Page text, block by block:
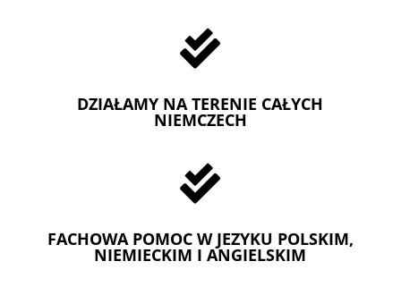

DZIAŁAMY NA TERENIE CAŁYCH
NIEMCZECH

FACHOWA POMOC W JEZYKU POLSKIM,
NIEMIECKIM I ANGIELSKIM